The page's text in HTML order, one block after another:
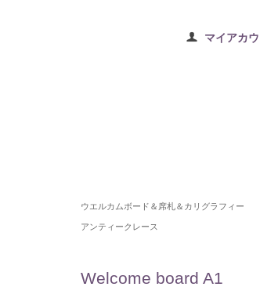
マイアカ
ウエルカムボード＆席札＆カリグラフィー
アンティークレース
Welcome board A1